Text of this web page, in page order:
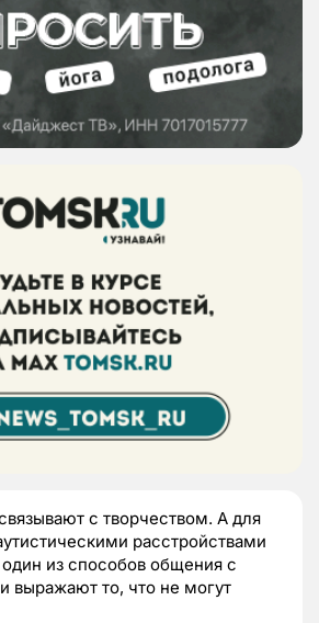
с творчеством. А для
расстройствами
один из способов общения с
выражают то, что не могут